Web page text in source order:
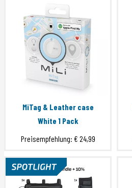
MiTag & Leather case
White 1 Pack
Preisempfehlung: € 24,99